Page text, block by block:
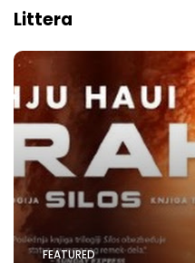
Littera
FEATURED